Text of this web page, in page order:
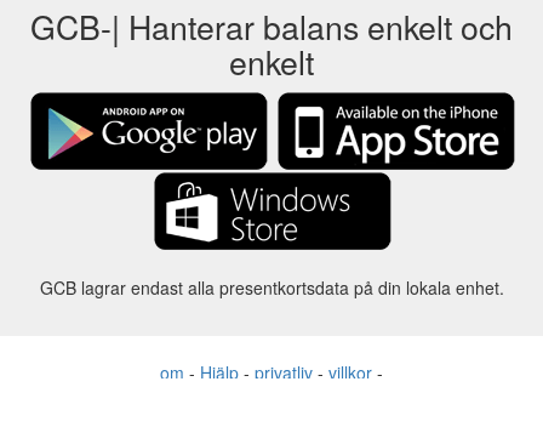
GCB-| Hanterar balans enkelt och
enkelt
GCB lagrar endast alla presentkortsdata på din lokala enhet.
om - Hjälp - privatliv - villkor -